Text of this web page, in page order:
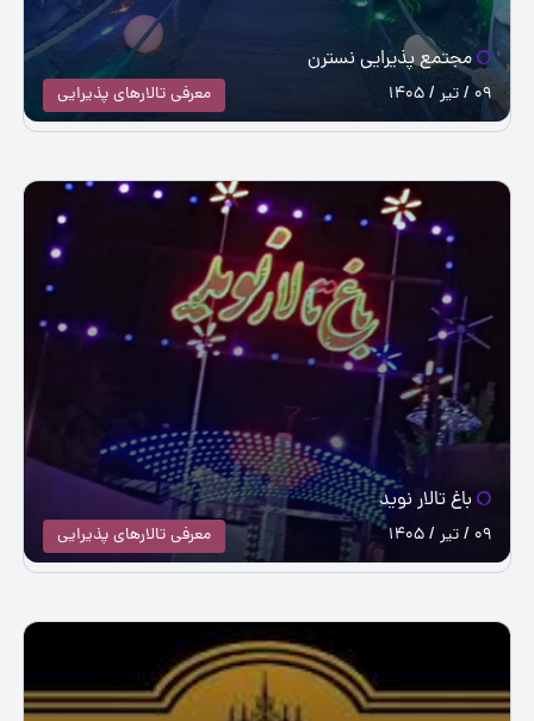
مجتمع پذیرایی نسترن
معرفی تالارهای پذیرایی 09 / تیر / 1405
باغ تالار نوید
معرفی تالارهای پذیرایی 09 / تیر / 1405